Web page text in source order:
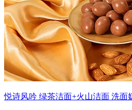
悦诗风吟 绿茶洁面+火山洁面 洗面